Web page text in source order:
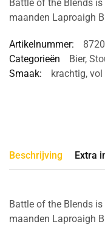
Battle of the Blends
maanden Laproaigh
Artikelnummer:
Categorieën
Bier,
Smaak:
krachtig, vol
Beschrijving Extra
Battle of the Blends
maanden Laproaigh